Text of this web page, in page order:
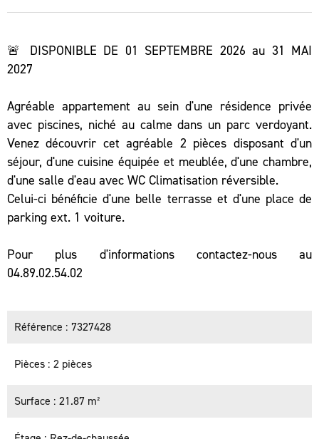
🚨 DISPONIBLE DE 01 SEPTEMBRE 2026 au 31 MAI
2027
Agréable appartement au sein d'une résidence privée
avec piscines, niché au calme dans un parc verdoyant.
Venez découvrir cet agréable 2 pièces disposant d'un
séjour, d'une cuisine équipée et meublée, d'une chambre,
d'une salle d'eau avec WC Climatisation réversible.
Celui-ci bénéficie d'une belle terrasse et d'une place de
parking ext. 1 voiture.
Pour plus d'informations contactez-nous au
04.89.02.54.02
Référence 7327428
Pièces 2 pièces
Surface 21.87 m²